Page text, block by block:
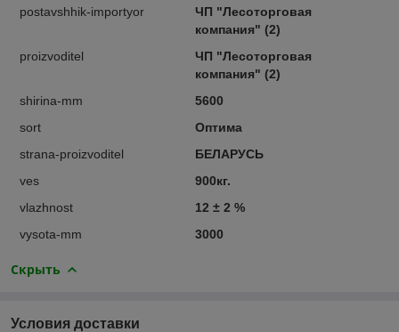
postavshhik-importyor
ЧП "Лесоторговая
компания" (2)
proizvoditel
ЧП "Лесоторговая
компания" (2)
shirina-mm
5600
sort
Оптима
strana-proizvoditel
БЕЛАРУСЬ
ves
900кг.
vlazhnost
12 ± 2 %
vysota-mm
3000
Скрыть
Условия доставки